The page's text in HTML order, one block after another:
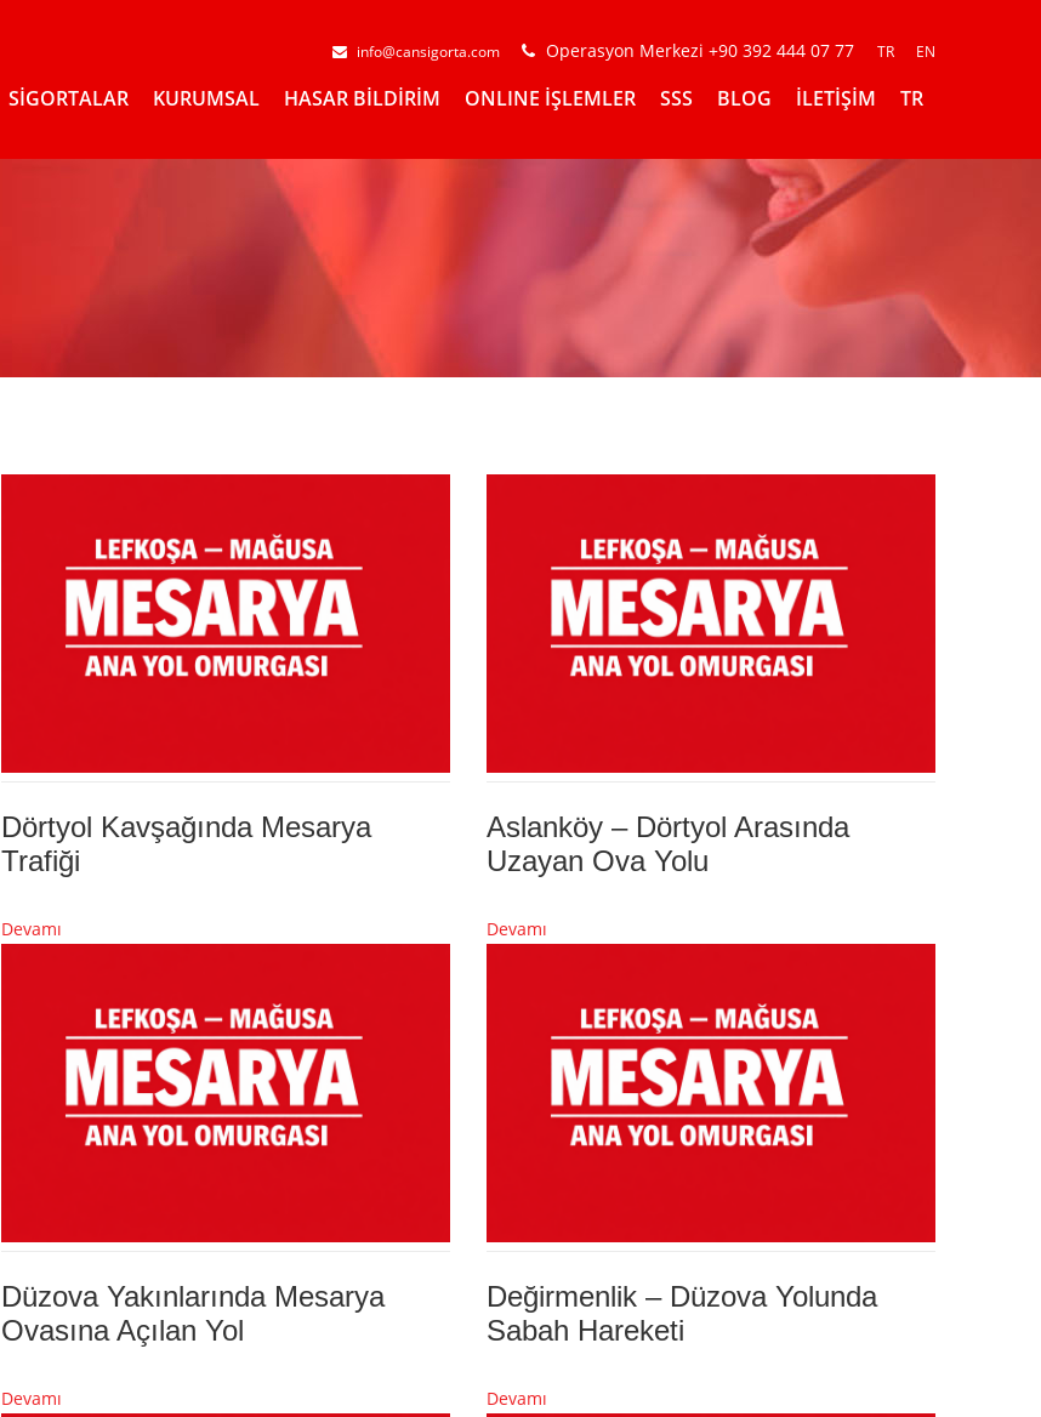
info@cansigorta.com Operasyon Merkezi +90 392 444 07 77 TR EN
SİGORTALAR KURUMSAL HASAR BİLDİRİM ONLINE İŞLEMLER SSS BLOG İLETİŞİM TR
Dörtyol Kavşağında Mesarya
Trafiği
Devamı
Aslanköy – Dörtyol Arasında
Uzayan Ova Yolu
Devamı
Düzova Yakınlarında Mesarya
Ovasına Açılan Yol
Devamı
Değirmenlik – Düzova Yolunda
Sabah Hareketi
Devamı